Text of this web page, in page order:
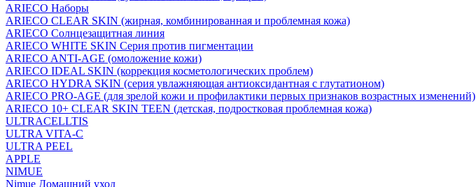
ARIECO Наборы
ARIECO CLEAR SKIN (жирная, комбинированная и проблемная кожа)
ARIECO Солнцезащитная линия
ARIECO WHITE SKIN Серия против пигментации
ARIECO ANTI-AGE (омоложение кожи)
ARIECO IDEAL SKIN (коррекция косметологических проблем)
ARIECO HYDRA SKIN (серия увлажняющая антиоксидантная с глутатионом)
ARIECO PRO-AGE (для зрелой кожи и профилактики первых признаков возрастных изменений)
ARIECO 10+ CLEAR SKIN TEEN (детская, подростковая проблемная кожа)
ULTRACELLTIS
ULTRA VITA-C
ULTRA PEEL
APPLE
NIMUE
Nimue Домашний уход